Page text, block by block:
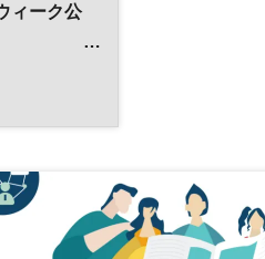
ィーク公